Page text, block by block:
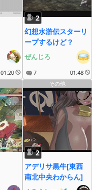
01:20
2
幻想水滸伝スターリ
ープするけど？
ぜんじろ
7
01:48
その他
2
アデリサ黒牛[東西
南北中央わからん]